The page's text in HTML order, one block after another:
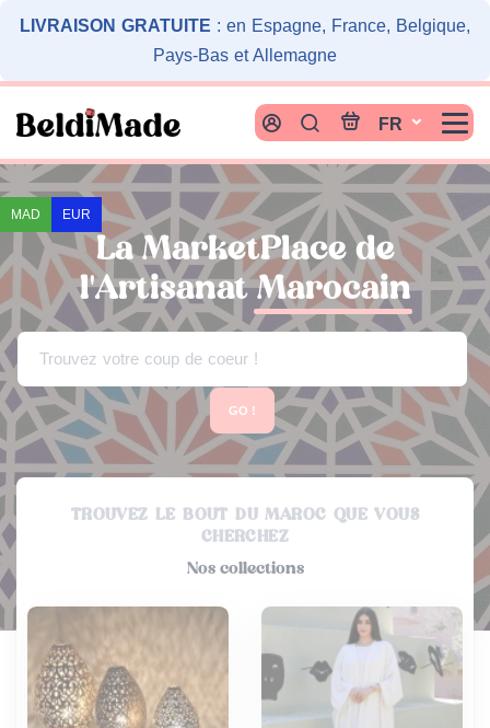
LIVRAISON GRATUITE : en Espagne, France, Belgique,
Pays-Bas et Allemagne
FR
La MarketPlace de
l'ArtisanatMarocain
Trouvez votre coup de coeur !
TROUVEZ LE BOUT DU MAROC QUE VOUS
CHERCHEZ
Nos collections
MAD EUR
Cookies management panel